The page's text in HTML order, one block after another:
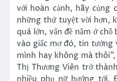
với hoàn cảnh, hãy củng
những thứ tuyệt vời hơn,
quá lớn, vấn đề nằm ở
vào giấc mơ đó, tin tưởng
mình hay không mà
Thị Thương Viên trở